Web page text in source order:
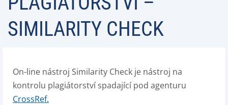
SIMILARITY CHECK
On-line nástroj Similarity Check je nástroj na
kontrolu plagiátorství spadající pod agenturu
CrossRef.